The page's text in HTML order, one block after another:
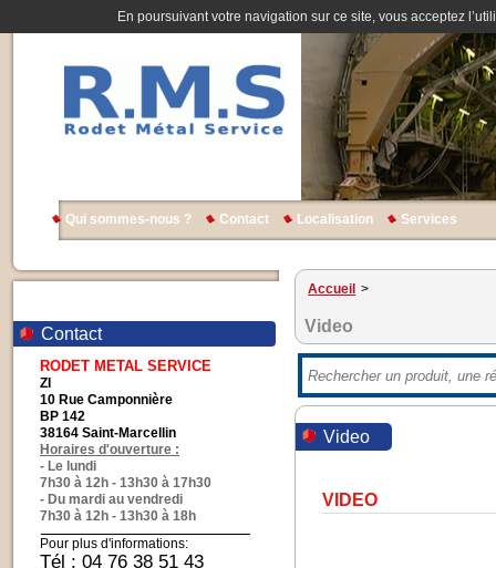
En poursuivant votre navigation sur ce site, vous acceptez
Qui sommes-nous ? Contact Localisation Services
Contact
RODET METAL SERVICE
ZI
10 Rue Camponnière
BP 142
38164 Saint-Marcellin
Horaires d'ouverture :
- Le lundi
7h30 à 12h - 13h30 à 17h30
- Du mardi au vendredi
7h30 à 12h - 13h30 à 18h
Pour plus d'informations:
Tél : 04 76 38 51 43
Accueil >
Video
Video
VIDEO